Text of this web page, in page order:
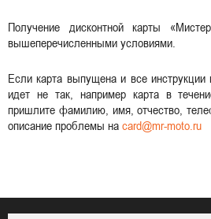
Получение дисконтной карты
вышеперечисленными условиями.
Если карта выпущена и все
идет не так, например карта в
пришлите фамилию, имя, отчество,
описание проблемы на card@mr-moto .ru